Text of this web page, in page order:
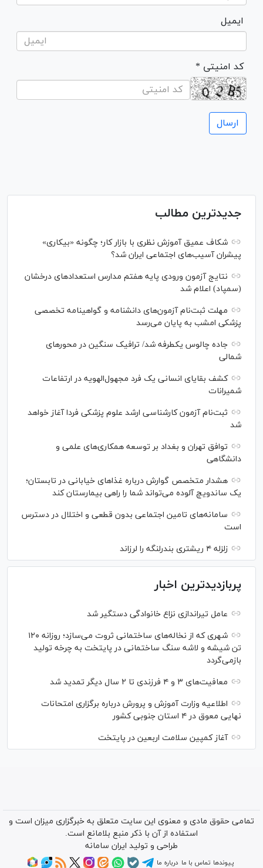
ایمیل
* کد امنیتی
جدیدترین مطالب
شکاف عمیق آموزش نظری با بازار کار؛ چگونه «بیکاری»
پیشران آسیب‌های اجتماعی ایران شد؟
نتایج آزمون ورودی پایه هفتم مدارس استعدادهای درخشان
(سمپاد) اعلام شد
مهلت ثبت‌نام آزمون‌های دانشنامه و گواهینامه تخصصی
پزشکی امشب به پایان می‌رسد
جاده چالوس یکطرفه شد/ ترافیک سنگین در محورهای
شمالی
کشف بقایای انسانی یک فرد مجهول‌الهویه در ارتفاعات
شمیرانات
ثبت‌نام آزمون کارشناسی ارشد علوم پزشکی فردا آغاز خواهد
شد
توافق تهران و بغداد بر توسعه همکاری‌های علمی و
دانشگاهی
هشدار متخصص گوارش درباره غذا‌های خیابانی در تابستان؛
یک ساندویچ آلوده می‌تواند شما را راهی بیمارستان کند
سامانه‌های تامین اجتماعی بدون قطعی و اختلال در دسترس
است
زلزله ۴ ریشتری بندرلنگه را لرزاند
پربازدیدترین اخبار
عامل تیراندازی نزاع خانوادگی دستگیر شد
شهری که از نخاله‌های ساختمانی ثروت می‌سازد؛ روزانه ۱۲۰
تن شیشه و لاشه سنگ ساختمانی در پایتخت به چرخه تولید
بازمی‌گردد
معافیت‌های ۳ و ۴ فرزندی تا ۲ سال دیگر تمدید شد
اطلاعیه وزارت آموزش و پرورش درباره برگزاری امتحانات
نهایی معوق در ۴ استان جنوبی کشور
آغاز کمپین سلامت اربعین در پایتخت
تمامی حقوق مادی و معنوی این سایت متعلق به خبرگزاری میزان است و
استفاده از آن با ذکر منبع بلامانع است.
طراحی و تولید ایران سامانه
پیوندها تماس با ما درباره ما